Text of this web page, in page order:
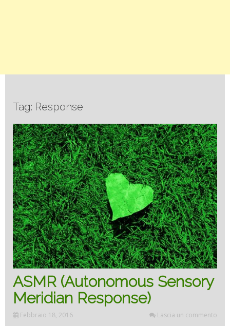
Tag: Response
ASMR (Autonomous Sensory
Meridian Response)
Febbraio 18, 2016 Lascia un commento